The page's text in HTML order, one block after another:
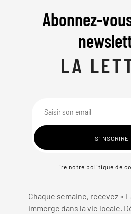
Abonnez-
Lire notre politique de
Chaque semaine, recevez «
immerge dans la vie locale.